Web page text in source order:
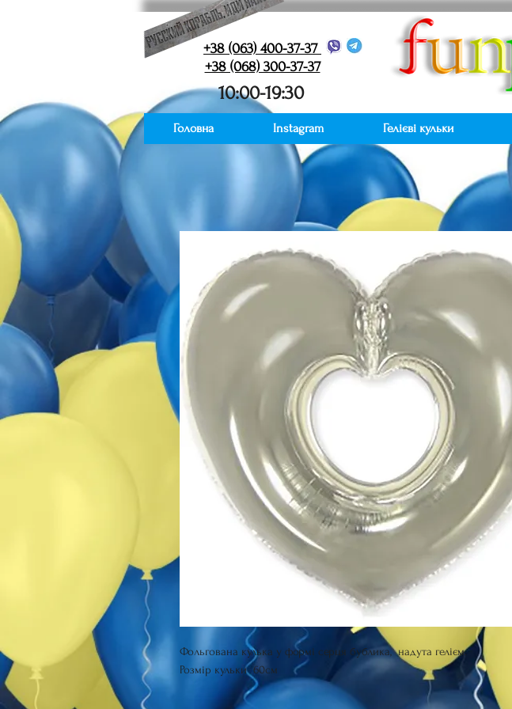
+38 (063) 400-37-37
+38 (068) 300-37-37
10:00-19:30
Фольгована кулька у формі серця бублика, надута гелієм.
Розмір кульки 60см
Головна Instagram Гелієві кульки